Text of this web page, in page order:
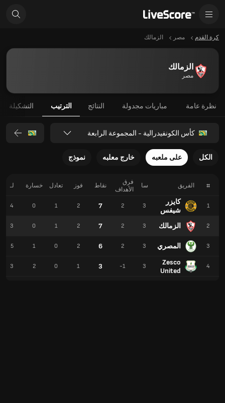
كرة القدم مصر الزمالك
الزمالك
مصر
نظرة عامة مباريات مجدولة النتائج الترتيب التشكيلة
كأس الكونفيدرالية - المجموعة الرابعة
الكل على ملعبه خارج معلبه نموذج
# الفريق
1
كايزر
شيفس
2 الزمالك
3 المصري
4
Zesco
United
سا
فرق
الأهداف
نقاط فوز تعادل خسارة لـ
3
2
7
2
1
0
4
3
2
7
2
1
0
3
3
2
6
2
0
1
5
3
-1
3
1
0
2
3